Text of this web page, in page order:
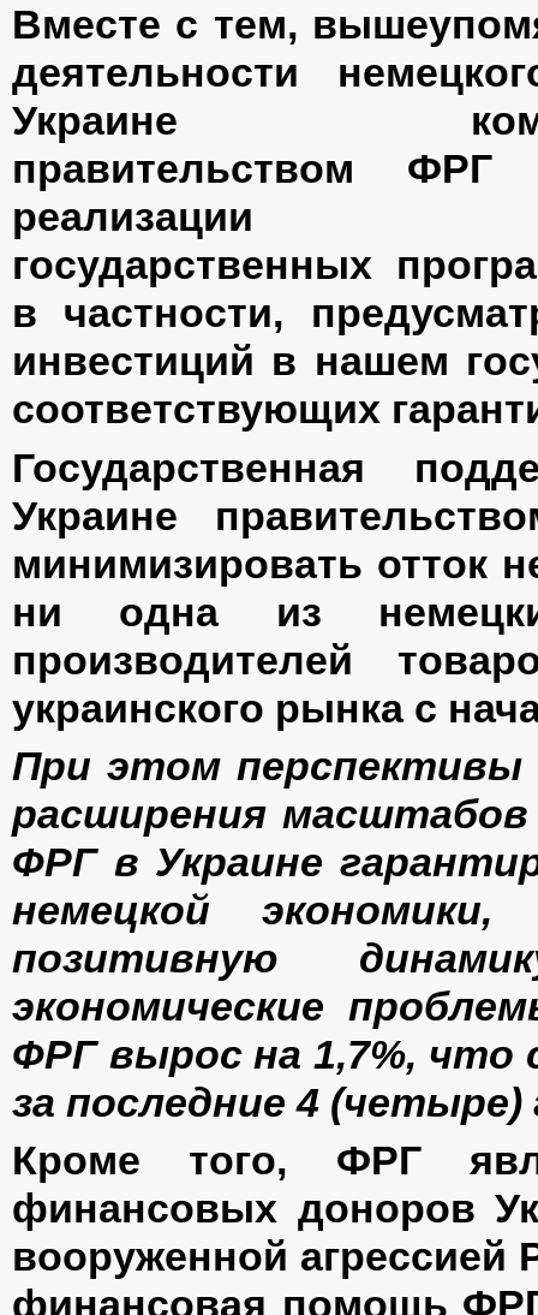
Вместе с тем,
деятельности
Украине
правительством ФРГ
реализации
государственных
в частности,
инвестиций в нашем
соответствующих
Государственная
Украине
минимизировать отток
ни одна из
производителей
украинского рынка с
При этом перспективы
расширения масштабов
ФРГ в Украине
немецкой
позитивную
экономические
ФРГ вырос на 1,7%, что
за последние 4 (четыре)
Кроме того, ФРГ
финансовых доноров
вооруженной агрессией
финансовая помощь